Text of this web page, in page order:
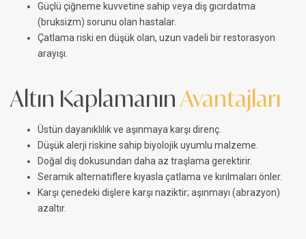
Güçlü çiğneme kuvvetine sahip veya diş gıcırdatma
(bruksizm) sorunu olan hastalar.
Çatlama riski en düşük olan, uzun vadeli bir restorasyon
arayışı.
Altın Kaplamanın Avantajları
Üstün dayanıklılık ve aşınmaya karşı direnç.
Düşük alerji riskine sahip biyolojik uyumlu malzeme.
Doğal diş dokusundan daha az traşlama gerektirir.
Seramik alternatiflere kıyasla çatlama ve kırılmaları önler.
Karşı çenedeki dişlere karşı naziktir; aşınmayı (abrazyon)
azaltır.